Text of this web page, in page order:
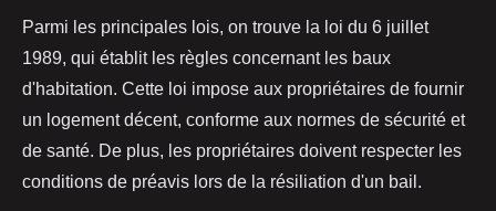
Parmi les principales lois, on trouve la loi du 6 juillet
1989, qui établit les règles concernant les baux
d'habitation. Cette loi impose aux propriétaires de fournir
un logement décent, conforme aux normes de sécurité et
de santé. De plus, les propriétaires doivent respecter les
conditions de préavis lors de la résiliation d'un bail.